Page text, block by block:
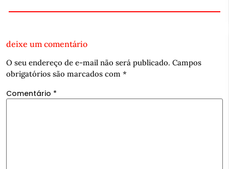
deixe um comentário
O seu endereço de e-mail não será publicado. Campos
obrigatórios são marcados com *
Comentário *